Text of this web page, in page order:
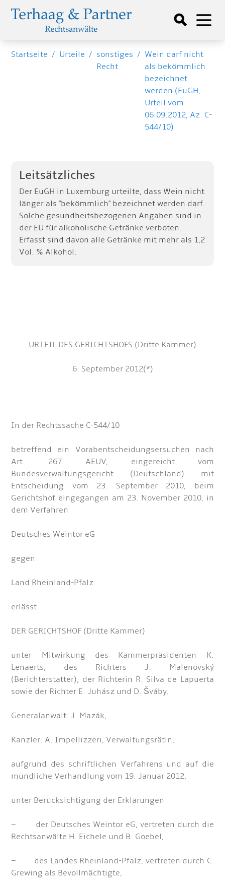
Startseite / Urteile / sonstiges
Recht
/ Wein darf nicht
als bekömmlich
bezeichnet
werden (EuGH,
Urteil vom
06.09.2012, Az. C-
544/10)
Leitsätzliches
Der EuGH in Luxemburg urteilte, dass Wein nicht
länger als "bekömmlich" bezeichnet werden darf.
Solche gesundheitsbezogenen Angaben sind in
der EU für alkoholische Getränke verboten.
Erfasst sind davon alle Getränke mit mehr als 1,2
Vol. % Alkohol.
URTEIL DES GERICHTSHOFS (Dritte Kammer)
6. September 2012(*)
In der Rechtssache C-544/10
betreffend ein Vorabentscheidungsersuchen nach
Art. 267 AEUV, eingereicht vom
Bundesverwaltungsgericht (Deutschland) mit
Entscheidung vom 23. September 2010, beim
Gerichtshof eingegangen am 23. November 2010, in
dem Verfahren
Deutsches Weintor eG
gegen
Land Rheinland-Pfalz
erlässt
DER GERICHTSHOF (Dritte Kammer)
unter Mitwirkung des Kammerpräsidenten K.
Lenaerts, des Richters J. Malenovský
(Berichterstatter), der Richterin R. Silva de Lapuerta
sowie der Richter E. Juhász und D. Šváby,
Generalanwalt: J. Mazák,
Kanzler: A. Impellizzeri, Verwaltungsrätin,
aufgrund des schriftlichen Verfahrens und auf die
mündliche Verhandlung vom 19. Januar 2012,
unter Berücksichtigung der Erklärungen
– der Deutsches Weintor eG, vertreten durch die
Rechtsanwälte H. Eichele und B. Goebel,
– des Landes Rheinland-Pfalz, vertreten durch C.
Grewing als Bevollmächtigte,